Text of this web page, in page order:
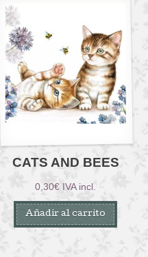
CATS AND BEES
0,30€ IVA incl.
Añadir al carrito